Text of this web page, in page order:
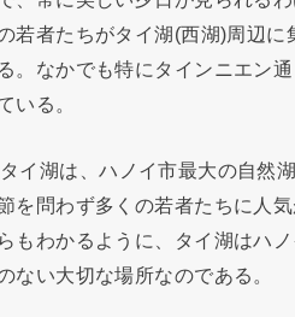
若者たちがタイ湖(西湖)周辺に
。なかでも特にタインニエン
いる。
イ湖は、ハノイ市最大の自然
を問わず多くの若者たちに人
もわかるように、タイ湖はハ
ない大切な場所なのである。